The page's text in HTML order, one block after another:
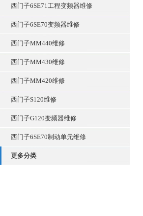
西门子6SE71工程变频器维修
西门子6SE70变频器维修
西门子MM440维修
西门子MM430维修
西门子MM420维修
西门子S120维修
西门子G120变频器维修
西门子6SE70制动单元维修
更多分类